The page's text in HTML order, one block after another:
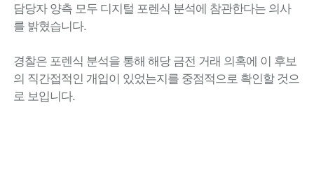
담당자 양측 모두 디지털 포렌식 분석에 참관한다는 의사
를 밝혔습니다.
경찰은 포렌식 분석을 통해 해당 금전 거래 의혹에 이 후보
의 직간접적인 개입이 있었는지를 중점적으로 확인할 것으
로 보입니다.